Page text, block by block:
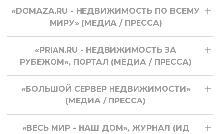
«DOMAZA.RU - НЕДВИЖИМОСТЬ ПО ВСЕМУ
МИРУ» (МЕДИА / ПРЕССА)
«PRIAN.RU - НЕДВИЖИМОСТЬ ЗА
РУБЕЖОМ», ПОРТАЛ (МЕДИА / ПРЕССА)
«БОЛЬШОЙ СЕРВЕР НЕДВИЖИМОСТИ»
(МЕДИА / ПРЕССА)
«ВЕСЬ МИР - НАШ ДОМ», ЖУРНАЛ (ИД